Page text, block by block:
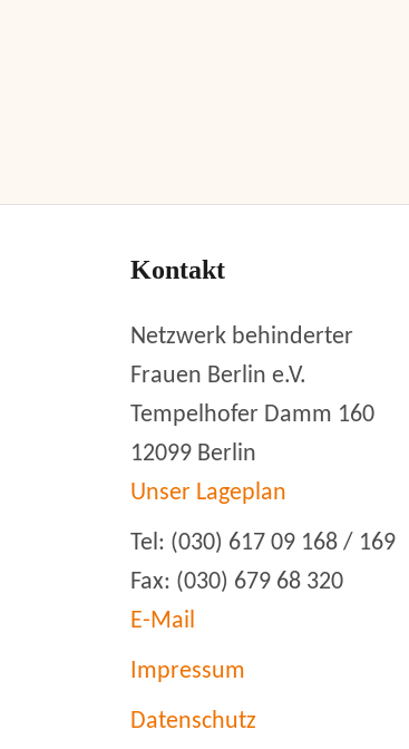
Kontakt
Netzwerk behinderter
Frauen Berlin e.V.
Tempelhofer Damm 160
12099 Berlin
Unser Lageplan
Tel: (030) 617 09 168 / 169
Fax: (030) 679 68 320
E-Mail
Impressum
Datenschutz